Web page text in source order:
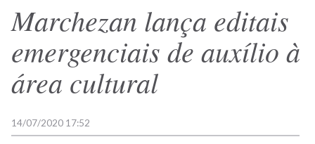
Marchezan lança editais
emergenciais de auxílio à
área cultural
14/07/2020 17:52